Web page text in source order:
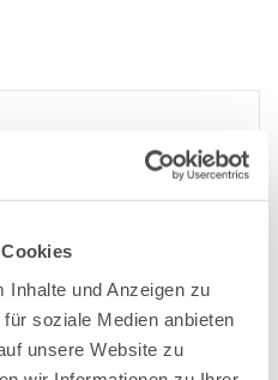
Inhalte und Anzeigen zu
soziale Medien anbieten
unsere Website zu